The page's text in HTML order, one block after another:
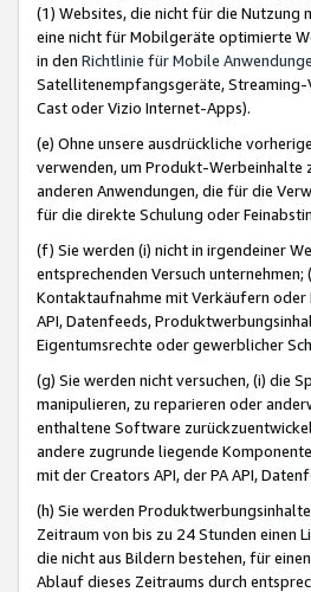
(1) Websites, die nicht für die Nutzung
eine nicht für Mobilgeräte optimierte
in den Richtlinie für Mobile
Satellitenempfangsgeräte, Streaming-
Cast oder Vizio Internet-Apps).
(e) Ohne unsere ausdrückliche
verwenden, um Produkt-Werbeinhalte
anderen Anwendungen, die für die
für die direkte Schulung oder
(f) Sie werden (i) nicht in irgendeiner
entsprechenden Versuch
Kontaktaufnahme mit Verkäufern oder
API, Datenfeeds,
Eigentumsrechte oder gewerblicher
(g) Sie werden nicht versuchen, (i) die
manipulieren, zu reparieren oder
enthaltene Software
andere zugrunde liegende
mit der Creators API, der PA API,
(h) Sie werden
Zeitraum von bis zu 24 Stunden einen
die nicht aus Bildern bestehen, für
Ablauf dieses Zeitraums durch